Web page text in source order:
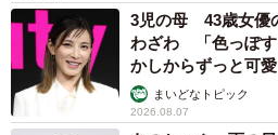
3児の母 43歳女優
わざわ 「色っぽす
かしからずっと可愛
まいどなトピック
2026.08.07